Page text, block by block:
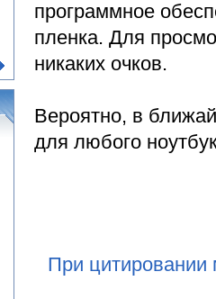
программное
пленка. Для
никаких очков.
Вероятно, в
для любого
При цитировании